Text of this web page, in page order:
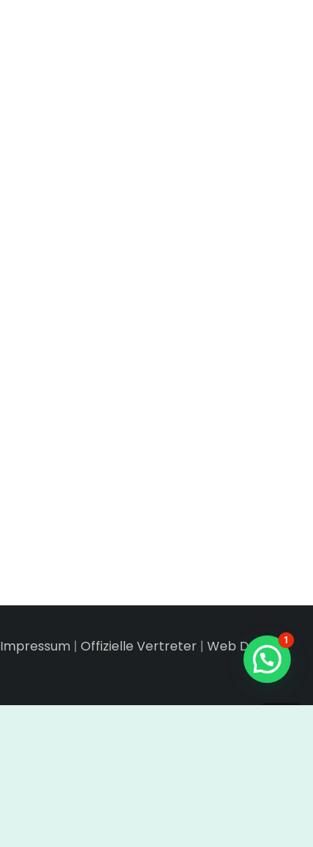
Impressum | Offizielle Vertreter | Web Design 1